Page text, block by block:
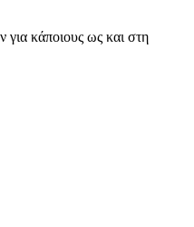
κάποιους ως και στη